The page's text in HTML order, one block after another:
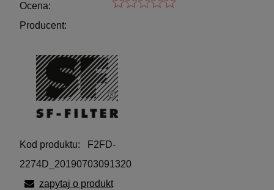
Ocena:
Producent:
Kod produktu:
F2FD-
2274D_20190703091320
zapytaj o produkt